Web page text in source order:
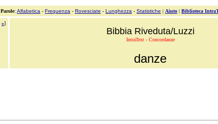
Parole: Alfabetica - Frequenza - Rovesciate - Lunghezza - Statistiche | Aiuto | Biblioteca
»]
Bibbia Riveduta/Luzzi
IntraText - Concordanze
danze